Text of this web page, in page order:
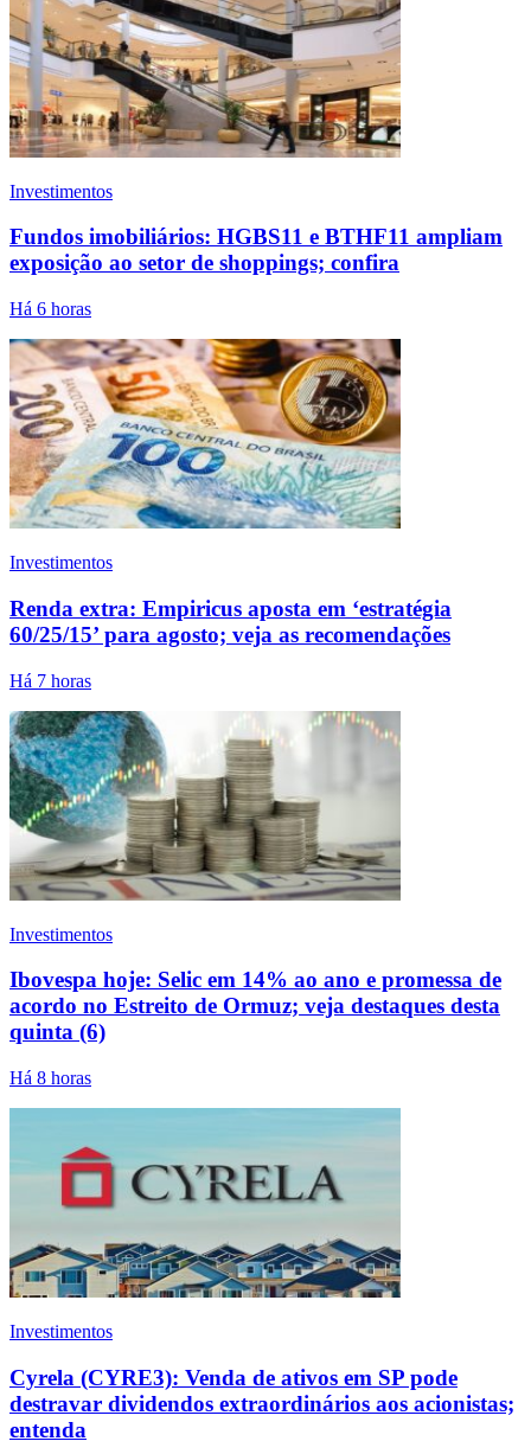
Investimentos
Fundos imobiliários: HGBS11 e BTHF11 ampliam
exposição ao setor de shoppings; confira
Há 6 horas
Investimentos
Renda extra: Empiricus aposta em ‘estratégia
60/25/15’ para agosto; veja as recomendações
Há 7 horas
Investimentos
Ibovespa hoje: Selic em 14% ao ano e promessa de
acordo no Estreito de Ormuz; veja destaques desta
quinta (6)
Há 8 horas
Investimentos
Cyrela (CYRE3): Venda de ativos em SP pode
destravar dividendos extraordinários aos acionistas;
entenda